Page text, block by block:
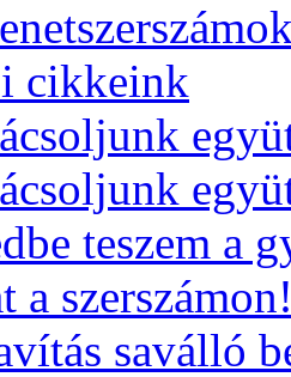
cikkeink
teszem a
a
saválló